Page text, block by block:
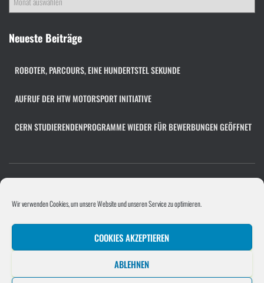
Wir verwenden Cookies, um unsere Website und unseren Service zu optimieren.
COOKIES AKZEPTIEREN
ABLEHNEN
h
Neueste Beiträge
ROBOTER, PARCOURS, EINE HUNDERTSTEL SEKUNDE
AUFRUF DER HTW MOTORSPORT INITIATIVE
CERN STUDIERENDENPROGRAMME WIEDER FÜR BEWERBUNGEN GEÖFFNET
UNTERNEHMEN